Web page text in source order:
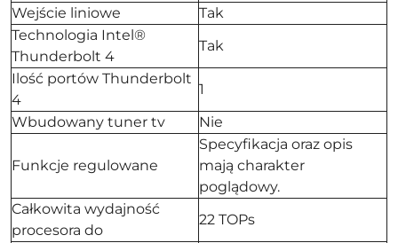
Wejście liniowe
Tak
Technologia Intel®
Thunderbolt 4
Tak
Ilość portów Thunderbolt
4
1
Wbudowany tuner tv
Nie
Funkcje regulowane
Specyfikacja oraz opis
mają charakter
poglądowy.
Całkowita wydajność
procesora do
22 TOPs